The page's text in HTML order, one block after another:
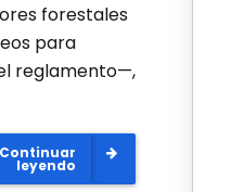
forestales
para
reglamento—,
Continuar
leyendo